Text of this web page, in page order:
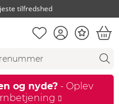
tilfredshed
Huskeseddel
Kundekonto
Bonus
og nyde? - Oplev